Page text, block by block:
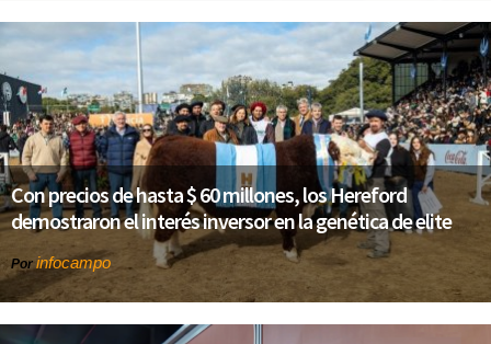
Con precios de hasta $ 60 millones, los Hereford
demostraron el interés inversor en la genética de elite
Por infocampo